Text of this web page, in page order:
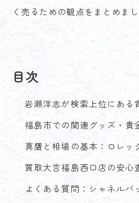
く売るための観点をまとめま
目次
岩瀬洋志が検索上位にある
福島市での関連グッズ・貴
真贋と相場の基本：ロレッ
買取大吉福島西口店の安心
よくある質問：シャネルバ